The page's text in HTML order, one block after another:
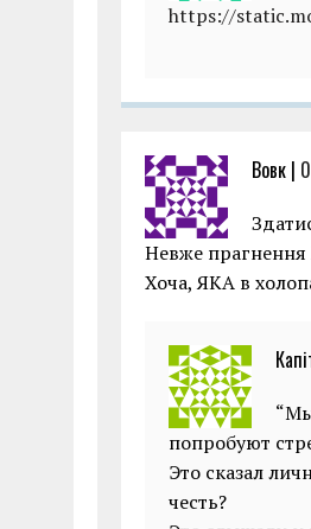
https://
Вовк |
Невже прагнення
Хоча, ЯКА в
попробуют
Это сказал
честь?